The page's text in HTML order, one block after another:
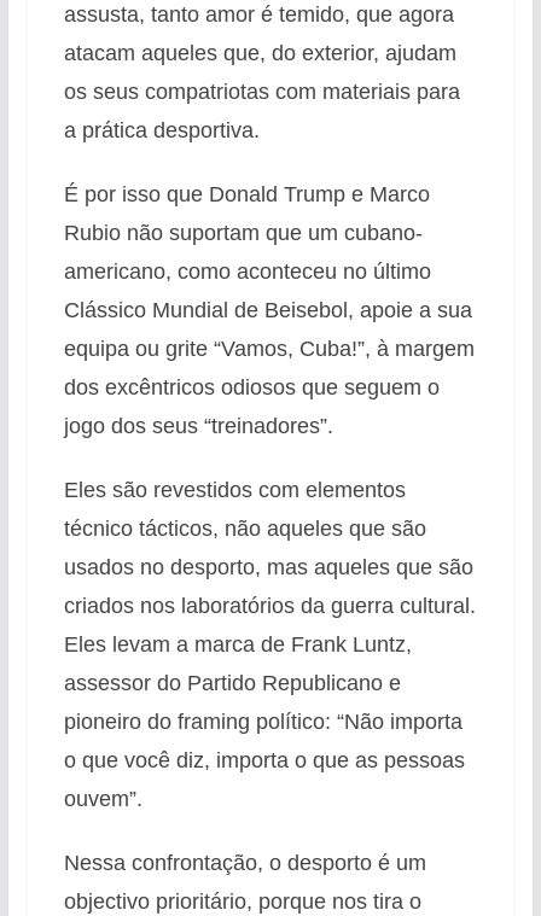
assusta, tanto amor é temido, que agora
atacam aqueles que, do exterior, ajudam
os seus compatriotas com materiais para
a prática desportiva.
É por isso que Donald Trump e Marco
Rubio não suportam que um cubano-
americano, como aconteceu no último
Clássico Mundial de Beisebol, apoie a sua
equipa ou grite “Vamos, Cuba!”, à margem
dos excêntricos odiosos que seguem o
jogo dos seus “treinadores”.
Eles são revestidos com elementos
técnico tácticos, não aqueles que são
usados no desporto, mas aqueles que são
criados nos laboratórios da guerra cultural.
Eles levam a marca de Frank Luntz,
assessor do Partido Republicano e
pioneiro do framing político: “Não importa
o que você diz, importa o que as pessoas
ouvem”.
Nessa confrontação, o desporto é um
objectivo prioritário, porque nos tira o